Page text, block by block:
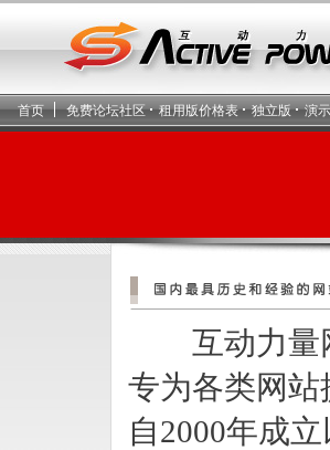
首页 免费论坛社区 租用版价格表 独立版 演示
互动力量网
专为各类网
自2000年成